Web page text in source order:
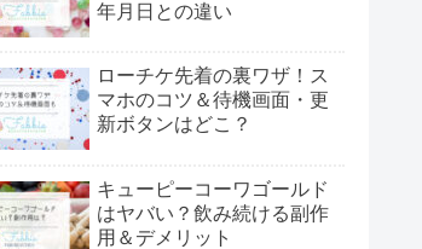
年月日との違い
ローチケ先着の裏ワザ！ス
マホのコツ＆待機画面・更
新ボタンはどこ？
キューピーコーワゴールド
はヤバい？飲み続ける副作
用＆デメリット